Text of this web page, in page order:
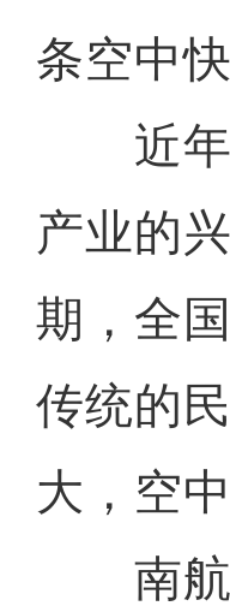
条空中
近年
产业的
期，全
传统的
大，空
南航